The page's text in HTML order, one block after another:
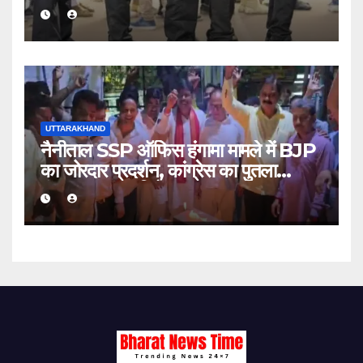
मेले
UTTARAKHAND
नैनीताल SSP ऑफिस हंगामा मामले में BJP
का जोरदार प्रदर्शन, कांग्रेस का पुतला
फूंककर जताया विरोध